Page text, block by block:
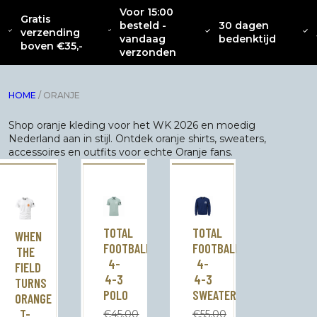
Gratis
verzending
boven €35,-
Voor 15:00
besteld -
vandaag
verzonden
30 dagen
bedenktijd
OVER
ONS
NIEUW
CATENACCIO
COLLECTIE
KLEDING INTERIEUR
HOME / ORANJE
Shop oranje kleding voor het WK 2026 en moedig
Nederland aan in stijl. Ontdek oranje shirts, sweaters,
accessoires en outfits voor echte Oranje fans.
WHEN
THE
FIELD
TURNS
ORANGE
TOTAL
FOOTBALL
4-
4-3
POLO
TOTAL
FOOTBALL
4-
4-3
SWEATER